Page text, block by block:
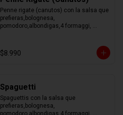
Penne rigate (canutos) con la salsa que
prefieras,bolognesa,
pomodoro,albondigas,4 formaggi,
$8.990
Spaguetti
Spaguettis con la salsa que
prefieras,bolognesa,
pomodoro,albondigas,4 formaggi,